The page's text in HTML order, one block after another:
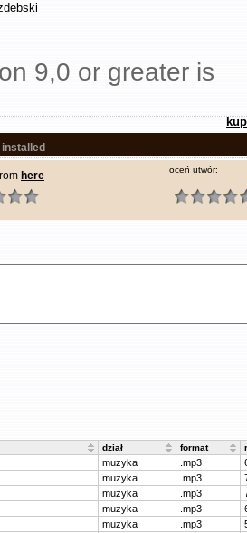
9,0 or greater is
here oceń utwór:
dział format
muzyka .mp3
muzyka .mp3
muzyka .mp3
muzyka .mp3
muzyka .mp3